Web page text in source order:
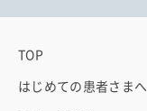
TOP
はじめての患者さまへ